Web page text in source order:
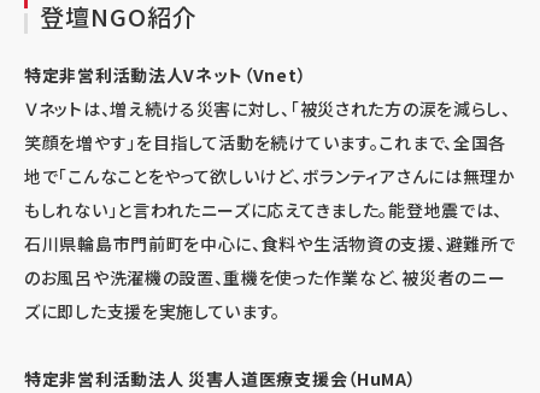
登壇NGO紹介
特定非営利活動法人Vネット（Vnet）
Ｖネットは、増え続ける災害に対し、「被災された方の涙を減らし、
笑顔を増やす」を目指して活動を続けています。これまで、全国各
地で「こんなことをやって欲しいけど、ボランティアさんには無理か
もしれない」と言われたニーズに応えてきました。能登地震では、
石川県輪島市門前町を中心に、食料や生活物資の支援、避難所で
のお風呂や洗濯機の設置、重機を使った作業など、被災者のニー
ズに即した支援を実施しています。
特定非営利活動法人 災害人道医療支援会（HuMA）